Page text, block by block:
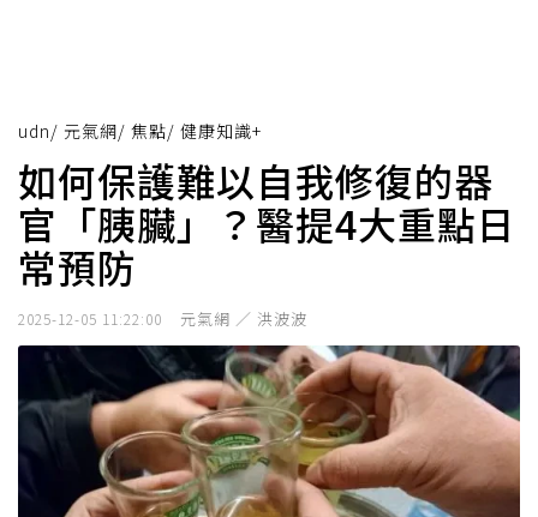
udn/ 元氣網/ 焦點/ 健康知識+
如何保護難以自我修復的器
官「胰臟」？醫提4大重點日
常預防
2025-12-05 11:22:00 元氣網 ／ 洪波波